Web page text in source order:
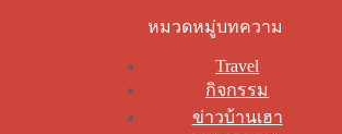
หมวดหมู่บทความ
Travel
กิจกรรม
ข่าวบ้านเฮา